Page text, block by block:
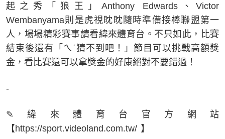
起之秀「狼王」Anthony Edwards、Victor
Wembanyama則是虎視眈眈隨時準備接棒聯盟第一
人，場場精彩賽事請看緯來體育台。不只如此，比賽
結束後還有「ㄟˊ猜不到吧！」節目可以挑戰高額獎
金，看比賽還可以拿獎金的好康絕對不要錯過！
-
✎緯來體育台官方網站
【https://sport.videoland.com.tw/ 】